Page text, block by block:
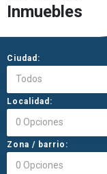
Inmuebles
Ciudad:
Todos
Localidad:
0 Opciones
Zona / barrio:
0 Opciones